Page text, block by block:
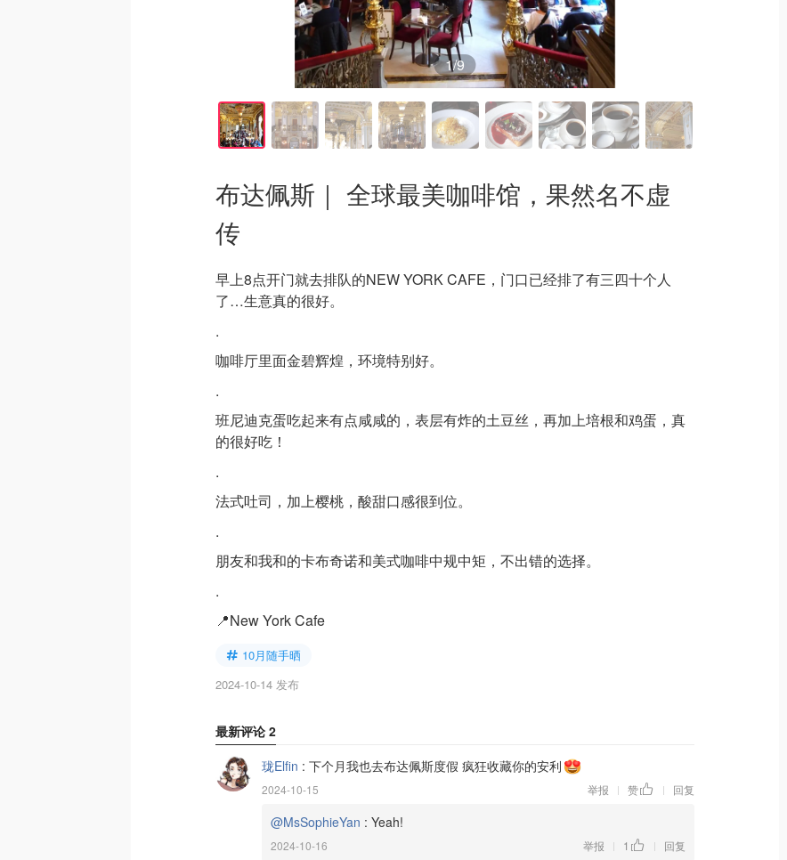
1/9
布达佩斯｜ 全球最美咖啡馆，果然名不虚
传
早上8点开门就去排队的NEW YORK CAFE，门口已经排了有三四十个人
了…生意真的很好。
.
咖啡厅里面金碧辉煌，环境特别好。
.
班尼迪克蛋吃起来有点咸咸的，表层有炸的土豆丝，再加上培根和鸡蛋，真
的很好吃！
.
法式吐司，加上樱桃，酸甜口感很到位。
.
朋友和我和的卡布奇诺和美式咖啡中规中矩，不出错的选择。
.
📍New York Cafe
10月随手晒
2024-10-14 发布
最新评论 2
珑Elfin : 下个月我也去布达佩斯度假 疯狂收藏你的安利
2024-10-15 举报 | 赞 | 回复
@MsSophieYan : Yeah!
2024-10-16 举报 | 1 | 回复